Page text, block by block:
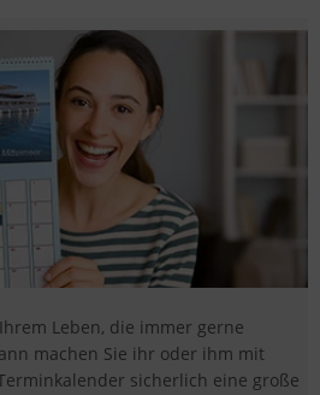
Leben, die immer gerne
machen Sie ihr oder ihm mit
sicherlich eine große